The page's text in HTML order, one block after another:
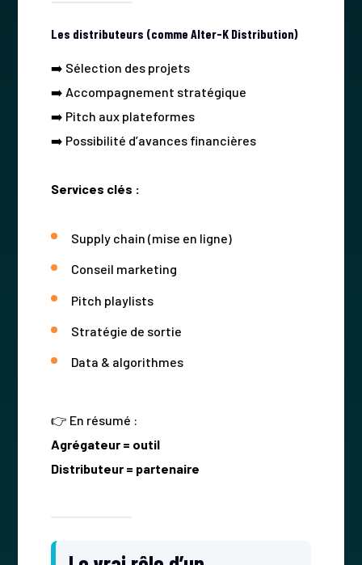
Les distributeurs (comme Alter-K Distribution)
➡️ Sélection des projets
➡️ Accompagnement stratégique
➡️ Pitch aux plateformes
➡️ Possibilité d’avances financières
Services clés :
Supply chain (mise en ligne)
Conseil marketing
Pitch playlists
Stratégie de sortie
Data & algorithmes
👉 En résumé :
Agrégateur = outil
Distributeur = partenaire